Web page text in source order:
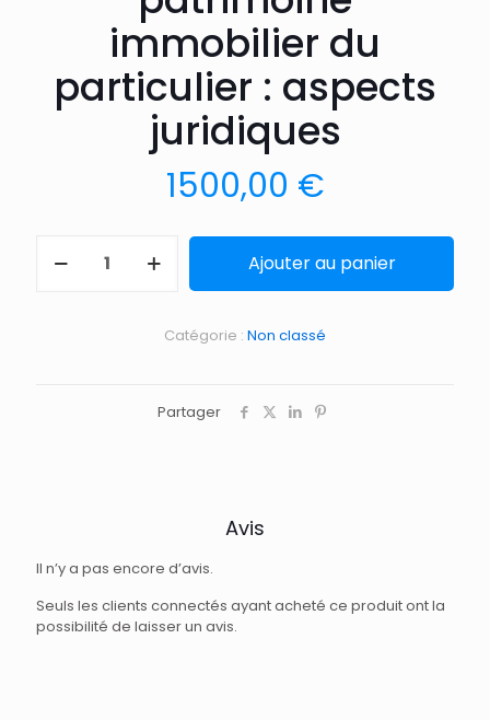
immobilier du
particulier : aspects
juridiques
1500,00 €
Ajouter au panier
Catégorie : Non classé
Partager
Avis
Il n’y a pas encore d’avis.
Seuls les clients connectés ayant acheté ce produit ont la
possibilité de laisser un avis.